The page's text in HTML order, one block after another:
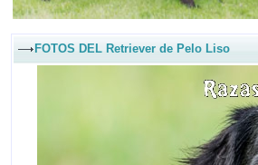
FOTOS DEL Retriever de Pelo Liso